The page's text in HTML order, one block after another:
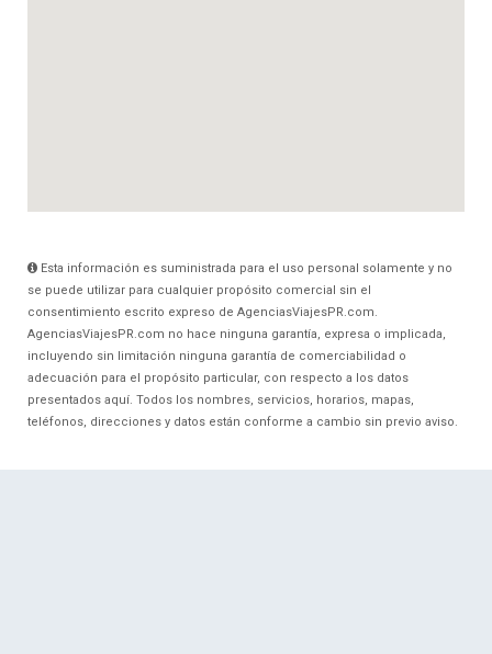
Esta información es suministrada para el uso personal solamente y no
se puede utilizar para cualquier propósito comercial sin el
consentimiento escrito expreso de AgenciasViajesPR.com.
AgenciasViajesPR.com no hace ninguna garantía, expresa o implicada,
incluyendo sin limitación ninguna garantía de comerciabilidad o
adecuación para el propósito particular, con respecto a los datos
presentados aquí. Todos los nombres, servicios, horarios, mapas,
teléfonos, direcciones y datos están conforme a cambio sin previo aviso.